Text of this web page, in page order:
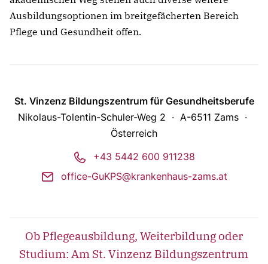
Ausbildungsoptionen im breitgefächerten Bereich
Pflege und Gesundheit offen.
St. Vinzenz Bildungszentrum für Gesundheitsberufe
Nikolaus-Tolentin-Schuler-Weg 2
A-6511 Zams
Österreich
phone +43 5442 600 911238
mail office-GuKPS@krankenhaus-zams.at
Ob Pflegeausbildung, Weiterbildung oder
Studium: Am St. Vinzenz Bildungszentrum